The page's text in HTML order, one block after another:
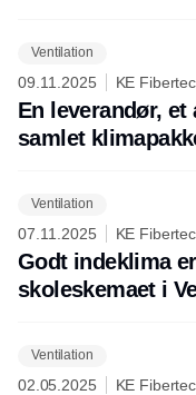
Ventilation
09.11.2025 KE
En leverandør, et
samlet
Ventilation
07.11.2025 KE
Godt indeklima
skoleskemaet i
Ventilation
02.05.2025 KE